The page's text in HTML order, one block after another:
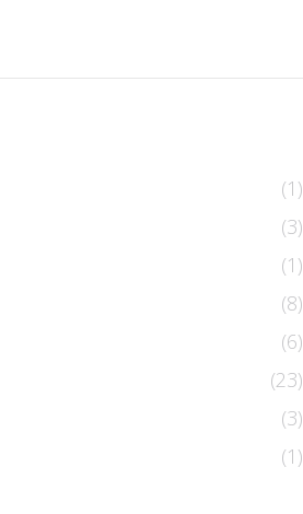
(1)
(3)
(1)
(8)
(6)
(23)
(3)
(1)